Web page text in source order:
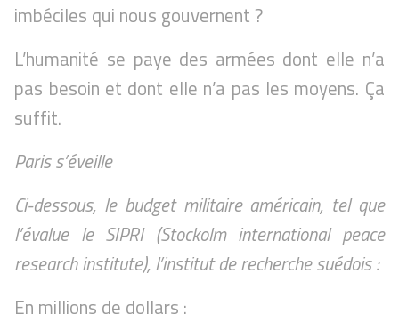
imbéciles qui nous gouvernent ?
L’humanité se paye des armées dont elle n’a
pas besoin et dont elle n’a pas les moyens. Ça
suffit.
Paris s’éveille
Ci-dessous, le budget militaire américain, tel que
l’évalue le SIPRI (Stockolm international peace
research institute), l’institut de recherche suédois :
En millions de dollars :